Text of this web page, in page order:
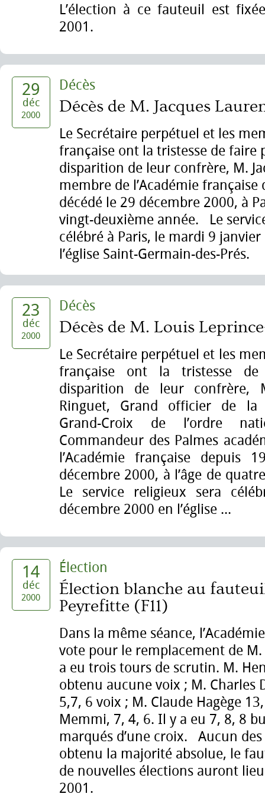
L’élection à ce fauteuil est
2001.
29
déc
2000
Décès
Décès de M. Jacques
Le Secrétaire perpétuel et les
française ont la tristesse de faire
disparition de leur confrère, M.
membre de l’Académie française
décédé le 29 décembre 2000, à
vingt-deuxième année. Le
célébré à Paris, le mardi 9
l’église Saint-Germain-des-Prés.
23
déc
2000
Décès
Décès de M. Louis
Le Secrétaire perpétuel et les
française ont la tristesse
disparition de leur confrère,
Ringuet, Grand officier de la
Grand-Croix de l’ordre
Commandeur des Palmes
l’Académie française depuis
décembre 2000, à l’âge de
Le service religieux sera
décembre 2000 en l’église ...
14
déc
2000
Élection
Élection blanche au
Peyrefitte (F11)
Dans la même séance,
vote pour le remplacement de
a eu trois tours de scrutin. M.
obtenu aucune voix ; M. Charles
5,7, 6 voix ; M. Claude Hagège
Memmi, 7, 4, 6. Il y a eu 7, 8, 8
marqués d’une croix. Aucun des
obtenu la majorité absolue, le
de nouvelles élections auront
2001.